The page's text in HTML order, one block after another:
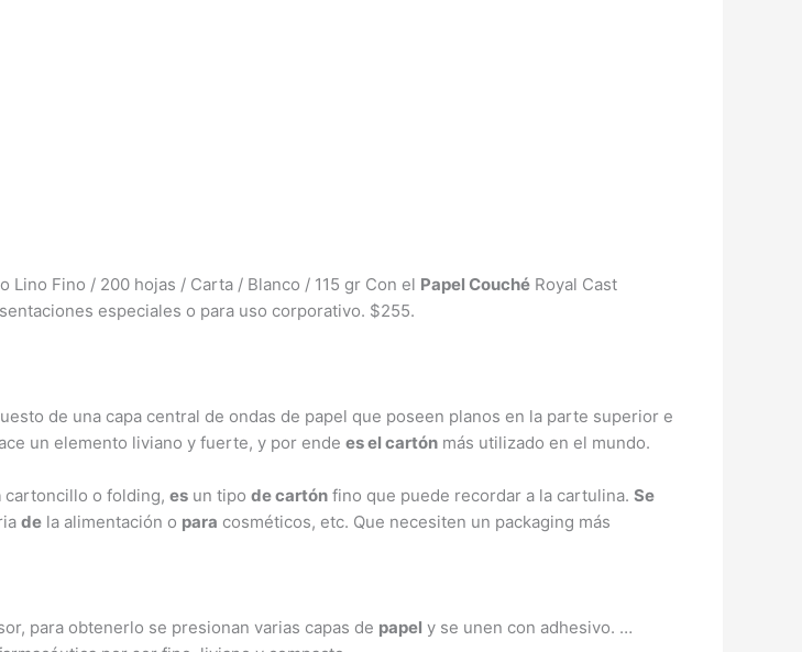
Lino Fino / 200 hojas / Carta / Blanco / 115 gr Con el Papel Couché Royal Cast
especiales o para uso corporativo. $255.
de una capa central de ondas de papel que poseen planos en la parte superior e
un elemento liviano y fuerte, y por ende es el cartón más utilizado en el mundo.
cartoncillo o folding, es un tipo de cartón fino que puede recordar a la cartulina. Se
de la alimentación o para cosméticos, etc. Que necesiten un packaging más
para obtenerlo se presionan varias capas de papel y se unen con adhesivo. …